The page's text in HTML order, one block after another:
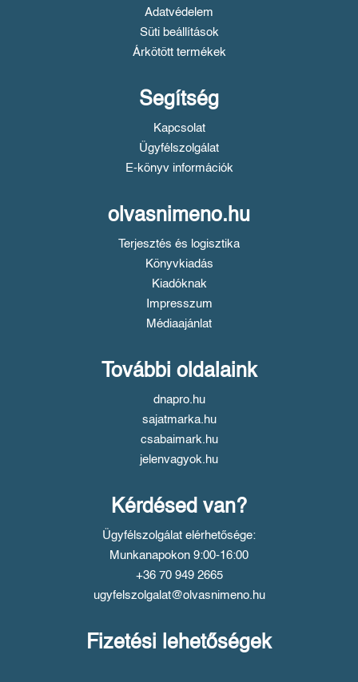
Adatvédelem
Süti beállítások
Árkötött termékek
Segítség
Kapcsolat
Ügyfélszolgálat
E-könyv információk
olvasnimeno.hu
Terjesztés és logisztika
Könyvkiadás
Kiadóknak
Impresszum
Médiaajánlat
További oldalaink
dnapro.hu
sajatmarka.hu
csabaimark.hu
jelenvagyok.hu
Kérdésed van?
Ügyfélszolgálat elérhetősége:
Munkanapokon 9:00-16:00
+36 70 949 2665
ugyfelszolgalat@olvasnimeno.hu
Fizetési lehetőségek